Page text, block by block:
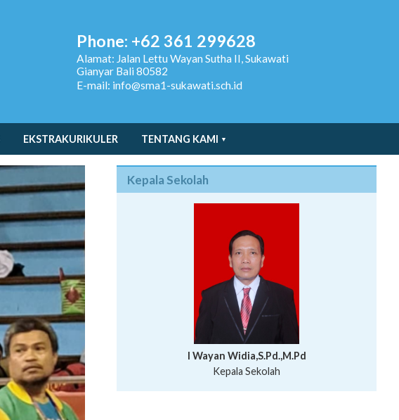
Phone: +62 361 299628
Alamat: Jalan Lettu Wayan Sutha II, Sukawati
Gianyar Bali 80582
E-mail: info@sma1-sukawati.sch.id
EKSTRAKURIKULER TENTANG KAMI
Kepala Sekolah
I Wayan Widia,S.Pd.,M.Pd
Kepala Sekolah